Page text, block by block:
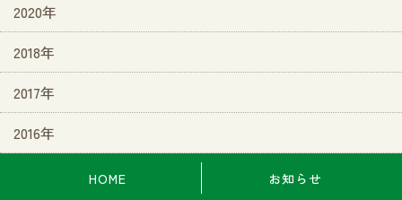
2020年
2018年
2017年
2016年
HOME お知らせ